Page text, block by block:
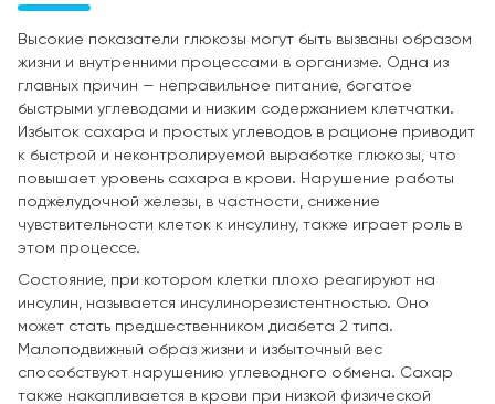
Высокие показатели глюкозы могут быть вызваны образом
жизни и внутренними процессами в организме. Одна из
главных причин — неправильное питание, богатое
быстрыми углеводами и низким содержанием клетчатки.
Избыток сахара и простых углеводов в рационе приводит
к быстрой и неконтролируемой выработке глюкозы, что
повышает уровень сахара в крови. Нарушение работы
поджелудочной железы, в частности, снижение
чувствительности клеток к инсулину, также играет роль в
этом процессе.
Состояние, при котором клетки плохо реагируют на
инсулин, называется инсулинорезистентностью. Оно
может стать предшественником диабета 2 типа.
Малоподвижный образ жизни и избыточный вес
способствуют нарушению углеводного обмена. Сахар
также накапливается в крови при низкой физической